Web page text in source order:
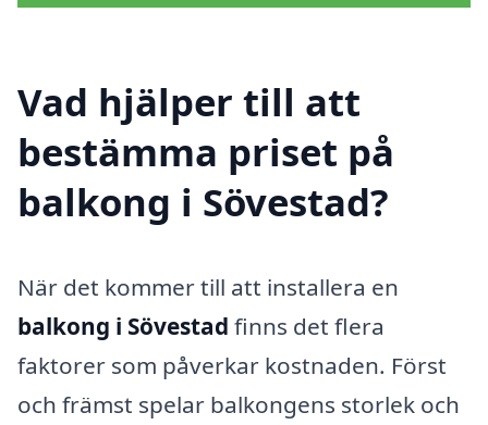
Vad hjälper till att
bestämma priset på
balkong i Sövestad?
När det kommer till att installera en
balkong i Sövestad finns det flera
faktorer som påverkar kostnaden. Först
och främst spelar balkongens storlek och